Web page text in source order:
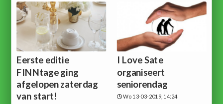
Eerste editie
FINNtage ging
afgelopen zaterdag
van start!
I Love Sate
organiseert
seniorendag
Wo 13-03-2019, 14:24